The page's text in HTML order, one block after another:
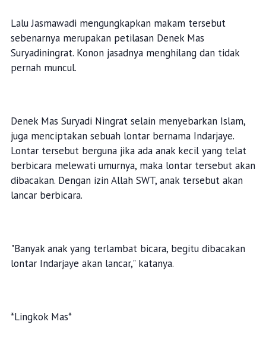
Lalu Jasmawadi mengungkapkan makam tersebut
sebenarnya merupakan petilasan Denek Mas
Suryadiningrat. Konon jasadnya menghilang dan tidak
pernah muncul.
Denek Mas Suryadi Ningrat selain menyebarkan Islam,
juga menciptakan sebuah lontar bernama Indarjaye.
Lontar tersebut berguna jika ada anak kecil yang telat
berbicara melewati umurnya, maka lontar tersebut akan
dibacakan. Dengan izin Allah SWT, anak tersebut akan
lancar berbicara.
"Banyak anak yang terlambat bicara, begitu dibacakan
lontar Indarjaye akan lancar," katanya.
*Lingkok Mas*